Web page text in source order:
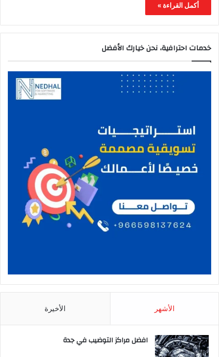
أكمل القراءة »
خدمات احترافية، نحن خيارك الأفضل
الأشهر الأخيرة
افضل مراكز التوضيب في جدة